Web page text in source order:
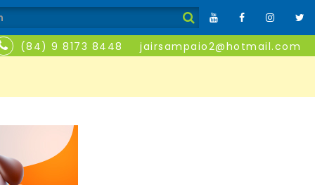
(84) 9 8173 8448 jairsampaio2@hotmail.com